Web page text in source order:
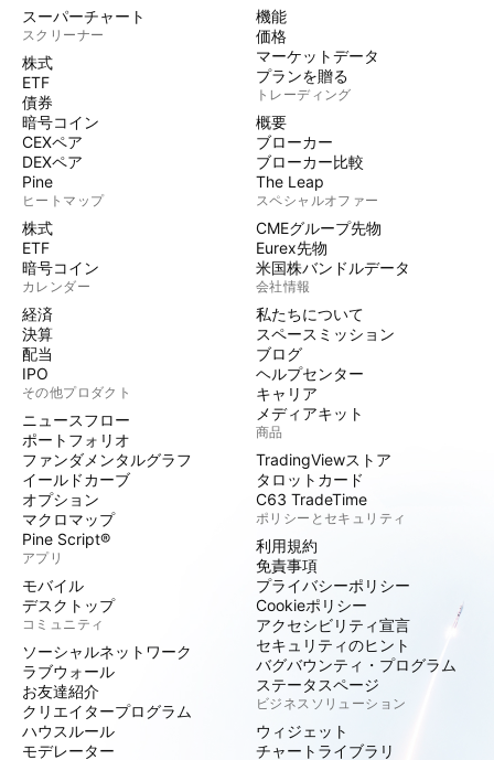
スーパーチャート
スクリーナー
株式
ETF
債券
暗号コイン
CEXペア
DEXペア
Pine
ヒートマップ
株式
ETF
暗号コイン
カレンダー
経済
決算
配当
IPO
その他プロダクト
ニュースフロー
ポートフォリオ
ファンダメンタルグラフ
イールドカーブ
オプション
マクロマップ
Pine Script®
アプリ
モバイル
デスクトップ
コミュニティ
ソーシャルネットワーク
ラブウォール
お友達紹介
クリエイタープログラム
ハウスルール
モデレーター
機能
価格
マーケットデータ
プランを贈る
トレーディング
概要
ブローカー
ブローカー比較
The Leap
スペシャルオファー
CMEグループ先物
Eurex先物
米国株バンドルデータ
会社情報
私たちについて
スペースミッション
ブログ
ヘルプセンター
キャリア
メディアキット
商品
TradingViewストア
タロットカード
C63 TradeTime
ポリシーとセキュリティ
利用規約
免責事項
プライバシーポリシー
Cookieポリシー
アクセシビリティ宣言
セキュリティのヒント
バグバウンティ・プログラム
ステータスページ
ビジネスソリューション
ウィジェット
チャートライブラリ